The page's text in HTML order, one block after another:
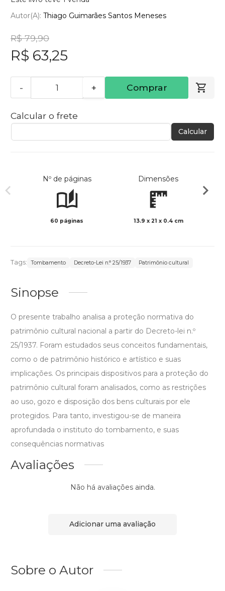
Autor(a): Thiago Guimarães Santos Meneses
R$ 79,90
R$ 63,25
- + Comprar
Calcular o frete
Calcular
Nº de páginas
60 páginas
Dimensões
13.9 x 21 x 0.4 cm
Tags: Tombamento Decreto-Lei n.° 25/1937 Patrimônio cultural
Sinopse
O presente trabalho analisa a proteção normativa do
patrimônio cultural nacional a partir do Decreto-lei n.º
25/1937. Foram estudados seus conceitos fundamentais,
como o de patrimônio histórico e artístico e suas
implicações. Os principais dispositivos para a proteção do
patrimônio cultural foram analisados, como as restrições
ao uso, gozo e disposição dos bens culturais por ele
protegidos. Para tanto, investigou-se de maneira
aprofundada o instituto do tombamento, e suas
consequências normativas
Avaliações
Não há avaliações ainda.
Adicionar uma avaliação
Sobre o Autor